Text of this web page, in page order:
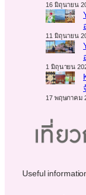
16 มิถุนายน
11 มิถุนายน
1 มิถุนายน
17 พฤษภาคม
Useful